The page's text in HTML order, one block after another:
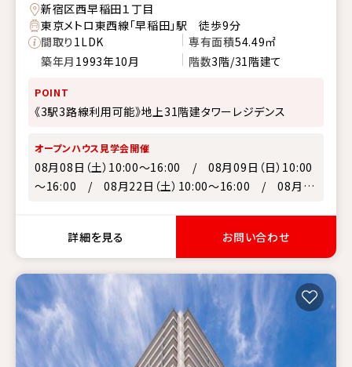
新宿区西早稲田１丁目
東京メトロ東西線「早稲田」駅 徒歩9分
間取り1LDK 専有面積54.49㎡
築年月 1993年10月 階数3階/31階建て
POINT
《3駅3路線利用可能》地上31階建タワーレジデンス
オープンハウス見学会開催
08月08日（土）10:00～16:00 / 08月09日（日）10:00
～16:00 / 08月22日（土）10:00～16:00 / 08月23
詳細を見る お問い合わせ